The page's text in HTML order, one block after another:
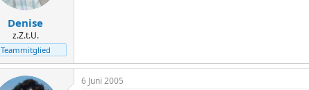
Denise
z.Z.t.U.
Teammitglied
6 Juni 2005